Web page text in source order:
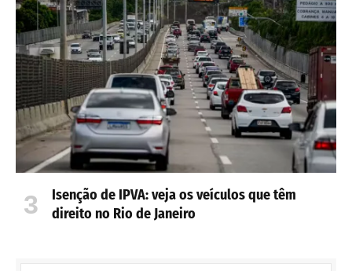
Isenção de IPVA: veja os veículos que têm
direito no Rio de Janeiro